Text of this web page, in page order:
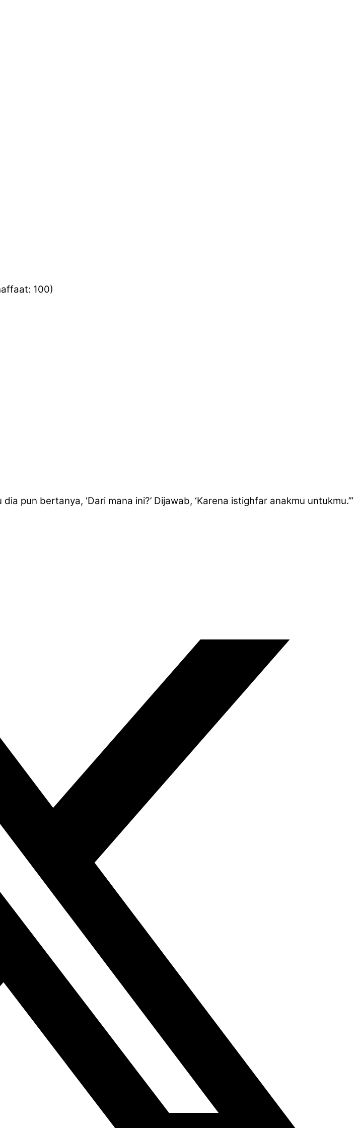
100)
pun bertanya, ‘Dari mana ini?’ Dijawab, ‘Karena istighfar anakmu untukmu.’”